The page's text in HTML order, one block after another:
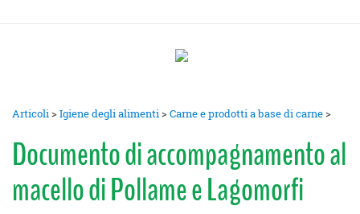
Articoli>Igiene degli alimenti>Carne e prodotti a base di carne>
Documento di accompagnamento al
macello di Pollame e Lagomorfi